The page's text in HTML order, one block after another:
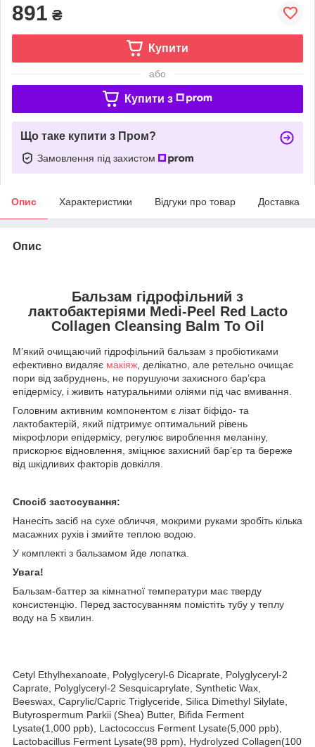
891 ₴
Купити
або
Купити з
Що таке купити з Пром?
Замовлення під захистом
Опис Характеристики Відгуки про товар Доставка
Опис
Бальзам гідрофільний з
лактобактеріями Medi-Peel Red Lacto
Collagen Cleansing Balm To Oil
М’який очищаючий гідрофільний бальзам з пробіотиками
ефективно видаляє макіяж , делікатно, але ретельно очищає
пори від забруднень, не порушуючи захисного бар’єра
епідермісу, і живить натуральними оліями під час вмивання.
Головним активним компонентом є лізат біфідо- та
лактобактерій, який підтримує оптимальний рівень
мікрофлори епідермісу, регулює вироблення меланіну,
прискорює відновлення, зміцнює захисний бар’єр та береже
від шкідливих факторів довкілля.
Спосіб застосування:
Нанесіть засіб на сухе обличчя, мокрими руками зробіть кілька
масажних рухів і змийте теплою водою.
У комплекті з бальзамом йде лопатка.
Увага!
Бальзам-баттер за кімнатної температури має тверду
консистенцію. Перед застосуванням помістіть тубу у теплу
воду на 5 хвилин.
Cetyl Ethylhexanoate, Polyglyceryl-6 Dicaprate, Polyglyceryl-2
Caprate, Polyglyceryl-2 Sesquicaprylate, Synthetic Wax,
Beeswax, Caprylic/Capric Triglyceride, Silica Dimethyl Silylate,
Butyrospermum Parkii (Shea) Butter, Bifida Ferment
Lysate(1,000 ppb), Lactococcus Ferment Lysate(5,000 ppb),
Lactobacillus Ferment Lysate(98 ppm), Hydrolyzed Collagen(100